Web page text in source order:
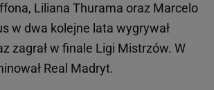
Liliana Thurama oraz Marcelo
w dwa kolejne lata wygrywał
zagrał w finale Ligi Mistrzów. W
Real Madryt.